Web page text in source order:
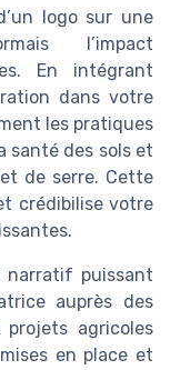
logo sur une
l’impact
En intégrant
dans votre
les pratiques
santé des sols et
de serre. Cette
crédibilise votre
puissant
auprès des
projets agricoles
en place et